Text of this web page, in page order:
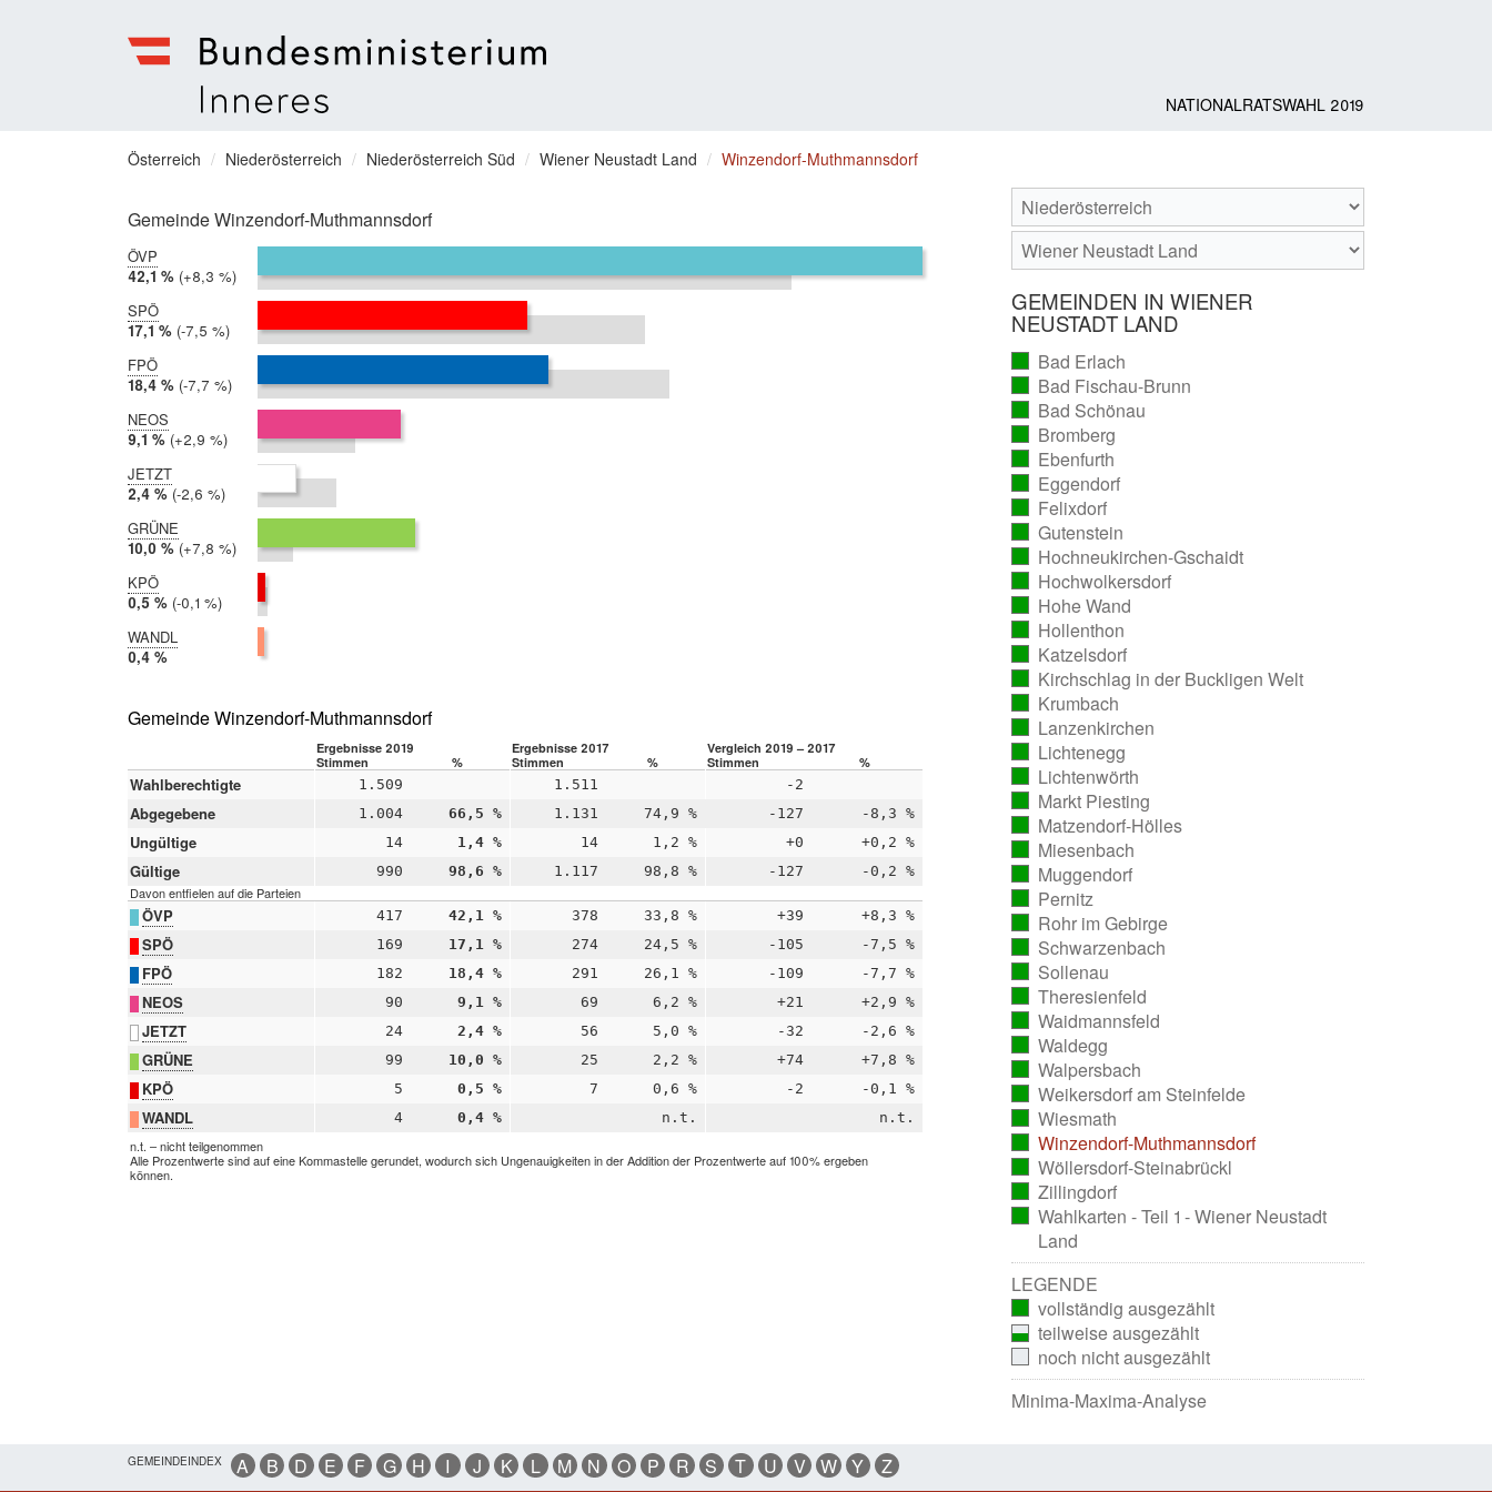
für
Inneres
NATIONALRATSWAHL 2019
Sie
sich
hier:
Österreich Niederösterreich Niederösterreich Süd Wiener Neustadt Land Winzendorf-Muthmannsdorf
Gemeinde Winzendorf-Muthmannsdorf
ÖVP
2019:
42,1 %
2017:
33,8 %
Differenz:
+8,3 %
SPÖ
2019:
17,1 %
2017:
24,5 %
Differenz:
-7,5 %
FPÖ
2019:
18,4 %
2017:
26,1 %
Differenz:
-7,7 %
NEOS
2019:
9,1 %
2017:
6,2 %
Differenz:
+2,9 %
JETZT
2019:
2,4 %
2017:
5,0 %
Differenz:
-2,6 %
GRÜNE
2019:
10,0 %
2017:
2,2 %
Differenz:
+7,8 %
KPÖ
2019:
0,5 %
2017:
0,6 %
Differenz:
-0,1 %
WANDL
2019:
0,4 %
teilgenommen
Gemeinde Winzendorf-Muthmannsdorf
Ergebnisse 2019 Ergebnisse 2017
Vergleich 2019 – 2017
Stimmen
% Stimmen % Stimmen %
Wahlberechtigte 1.509 1.511 -2
Abgegebene 1.004 66,5 % 1.131 74,9 % -127 -8,3 %
Ungültige 14 1,4 % 14 1,2 % +0 +0,2 %
Gültige 990 98,6 % 1.117 98,8 % -127 -0,2 %
Davon entfielen auf die Parteien
ÖVP 417 42,1 % 378 33,8 % +39 +8,3 %
SPÖ 169 17,1 % 274 24,5 % -105 -7,5 %
FPÖ 182 18,4 % 291 26,1 % -109 -7,7 %
NEOS 90 9,1 % 69 6,2 % +21 +2,9 %
JETZT 24 2,4 % 56 5,0 % -32 -2,6 %
GRÜNE 99 10,0 % 25 2,2 % +74 +7,8 %
KPÖ 5 0,5 % 7 0,6 % -2 -0,1 %
WANDL 4 0,4 % n.t. n.t.
n.t. – nicht teilgenommen
Alle Prozentwerte sind auf eine Kommastelle gerundet, wodurch sich Ungenauigkeiten in der Addition der Prozentwerte auf 100% ergeben
können.
GEMEINDEN IN WIENER
NEUSTADT LAND
Bad Erlach
ausgezählt)
Bad Fischau-Brunn
ausgezählt)
Bad Schönau
ausgezählt)
Bromberg
ausgezählt)
Ebenfurth
ausgezählt)
Eggendorf
ausgezählt)
Felixdorf
ausgezählt)
Gutenstein
ausgezählt)
Hochneukirchen-Gschaidt(vollständig
ausgezählt)
Hochwolkersdorf
ausgezählt)
Hohe Wand
ausgezählt)
Hollenthon
ausgezählt)
Katzelsdorf
ausgezählt)
Kirchschlag in der Buckligen Welt
(vollständig
ausgezählt)
Krumbach
ausgezählt)
Lanzenkirchen
ausgezählt)
Lichtenegg
ausgezählt)
Lichtenwörth
ausgezählt)
Markt Piesting
ausgezählt)
Matzendorf-Hölles
ausgezählt)
Miesenbach
ausgezählt)
Muggendorf
ausgezählt)
Pernitz
ausgezählt)
Rohr im Gebirge
ausgezählt)
Schwarzenbach
ausgezählt)
Sollenau
ausgezählt)
Theresienfeld
ausgezählt)
Waidmannsfeld
ausgezählt)
Waldegg
ausgezählt)
Walpersbach
ausgezählt)
Weikersdorf am Steinfelde(vollständig
ausgezählt)
Wiesmath
ausgezählt)
Winzendorf-Muthmannsdorf(vollständig
ausgezählt)
Wöllersdorf-Steinabrückl(vollständig
ausgezählt)
Zillingdorf
ausgezählt)
Wahlkarten - Teil 1 - Wiener Neustadt
Land
(vollständig
ausgezählt)
LEGENDE
vollständig ausgezählt
teilweise ausgezählt
noch nicht ausgezählt
Minima-Maxima-Analyse
GEMEINDEINDEX A B D E F G H I J K L M N O P R S T U V W Y Z